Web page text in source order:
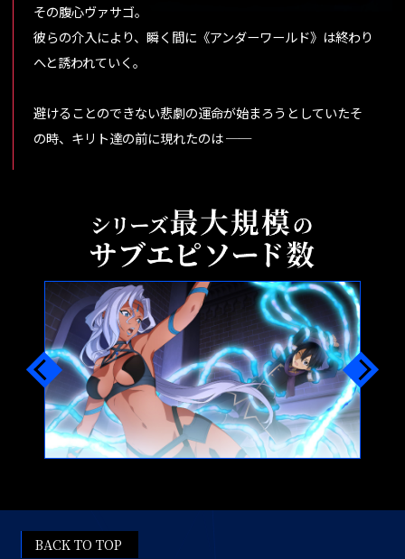
その腹心ヴァサゴ。
彼らの介入により、瞬く間に《アンダーワールド》は終わり
へと誘われていく。
避けることのできない悲劇の運命が始まろうとしていたそ
の時、キリト達の前に現れたのは ──
BACK TO TOP